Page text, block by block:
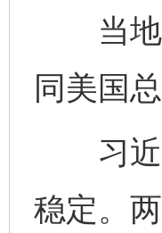
当地
同美国
习近
稳定。